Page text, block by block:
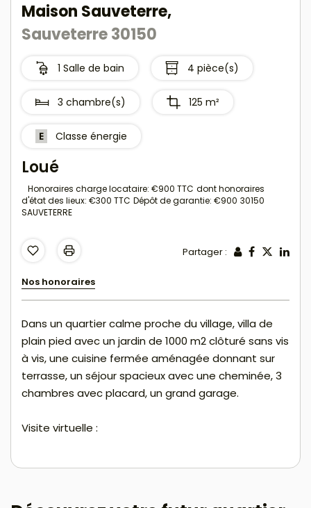
Maison Sauveterre,
Sauveterre 30150
1 Salle de bain 4 pièce(s)
3 chambre(s) 125 m²
E Classe énergie
Loué
Honoraires charge locataire: €900 TTC dont honoraires
d'état des lieux: €300 TTC Dépôt de garantie: €900 30150
SAUVETERRE
Partager :
Nos honoraires
Dans un quartier calme proche du village, villa de
plain pied avec un jardin de 1000 m2 clôturé sans vis
à vis, une cuisine fermée aménagée donnant sur
terrasse, un séjour spacieux avec une cheminée, 3
chambres avec placard, un grand garage.
Visite virtuelle :